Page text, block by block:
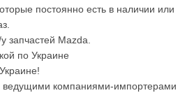
постоянно есть в наличии или
запчастей Mazda.
по Украине
ведущими компаниями-импортерами